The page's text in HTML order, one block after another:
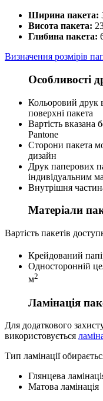
Ширина пакета:
Висота пакета:
Глибина пакета:
Визначення розмірів
Особливості
Кольоровий друк
поверхні пакета
Вартість вказана
Pantone
Сторони пакета
дизайн
Друк паперових
індивідуальним
Внутрішня
Матеріали
Вартість пакетів
Крейдований
Односторонній
м2
Ламінація
Для додаткового
використовується
Тип ламінації
Глянцева
Матова ламінація